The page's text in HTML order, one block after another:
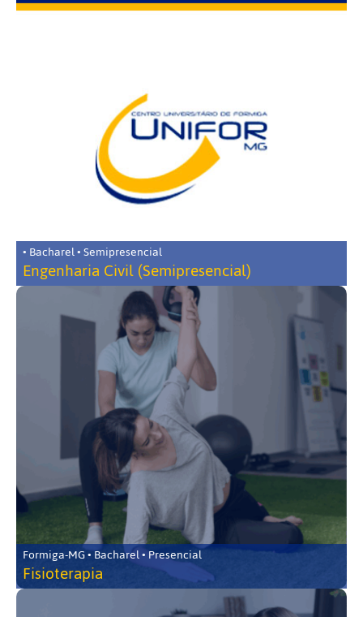
• Bacharel • Semipresencial
Engenharia Civil (Semipresencial)
Formiga-MG • Bacharel • Presencial
Fisioterapia